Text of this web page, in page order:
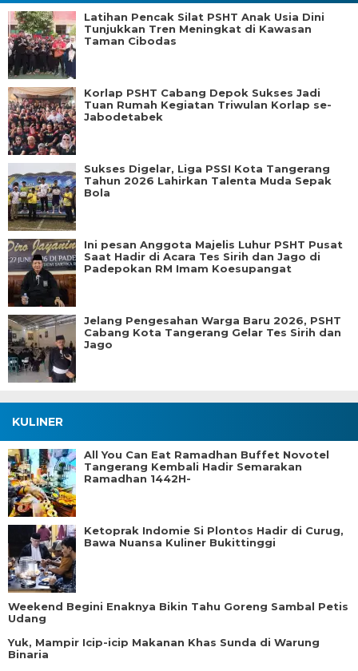
Latihan Pencak Silat PSHT Anak Usia Dini
Tunjukkan Tren Meningkat di Kawasan
Taman Cibodas
Korlap PSHT Cabang Depok Sukses Jadi
Tuan Rumah Kegiatan Triwulan Korlap se-
Jabodetabek
Sukses Digelar, Liga PSSI Kota Tangerang
Tahun 2026 Lahirkan Talenta Muda Sepak
Bola
Ini pesan Anggota Majelis Luhur PSHT Pusat
Saat Hadir di Acara Tes Sirih dan Jago di
Padepokan RM Imam Koesupangat
Jelang Pengesahan Warga Baru 2026, PSHT
Cabang Kota Tangerang Gelar Tes Sirih dan
Jago
KULINER
All You Can Eat Ramadhan Buffet Novotel
Tangerang Kembali Hadir Semarakan
Ramadhan 1442H-
Ketoprak Indomie Si Plontos Hadir di Curug,
Bawa Nuansa Kuliner Bukittinggi
Weekend Begini Enaknya Bikin Tahu Goreng Sambal Petis
Udang
Yuk, Mampir Icip-icip Makanan Khas Sunda di Warung
Binaria